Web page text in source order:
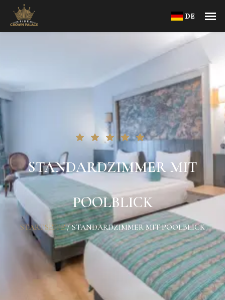
DE
STANDARDZIMMER MIT
POOLBLICK
STARTSEITE / STANDARDZIMMER MIT POOLBLICK